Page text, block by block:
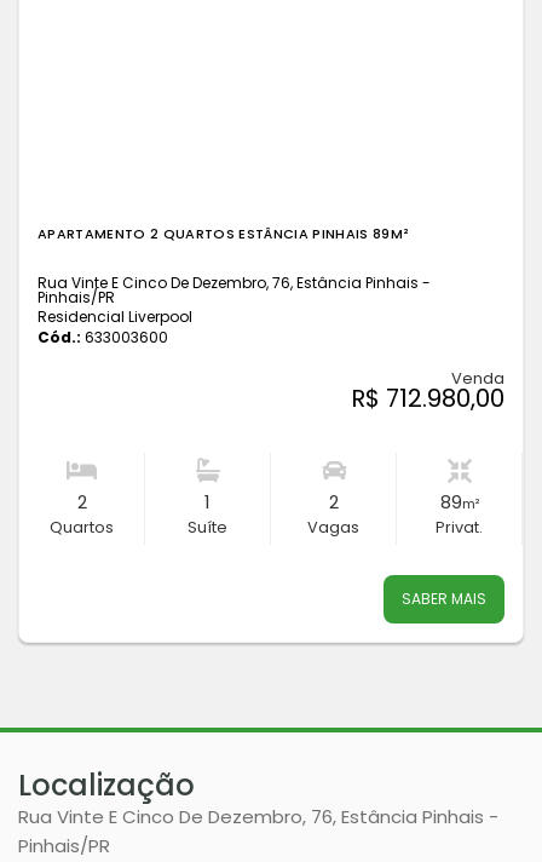
APARTAMENTO 2 QUARTOS ESTÂNCIA PINHAIS 89M²
Rua Vinte E Cinco De Dezembro, 76, Estância Pinhais -
Pinhais/PR
Residencial Liverpool
Cód.: 633003600
Venda
R$ 712.980,00
2
Quartos
1
Suíte
2
Vagas
89m²
Privat.
SABER MAIS
Localização
Rua Vinte E Cinco De Dezembro, 76, Estância Pinhais -
Pinhais/PR